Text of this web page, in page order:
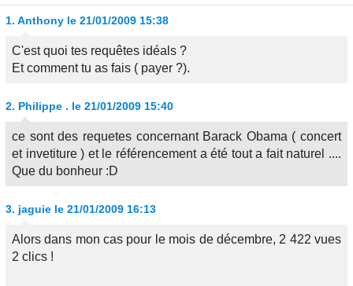
1. Anthony le 21/01/2009 15:38
C'est quoi tes requêtes idéals ?
Et comment tu as fais ( payer ?).
2. Philippe . le 21/01/2009 15:40
ce sont des requetes concernant Barack Obama ( concert
et invetiture ) et le référencement a été tout a fait naturel ....
Que du bonheur :D
3. jaguie le 21/01/2009 16:13
Alors dans mon cas pour le mois de décembre, 2 422 vues
2 clics !